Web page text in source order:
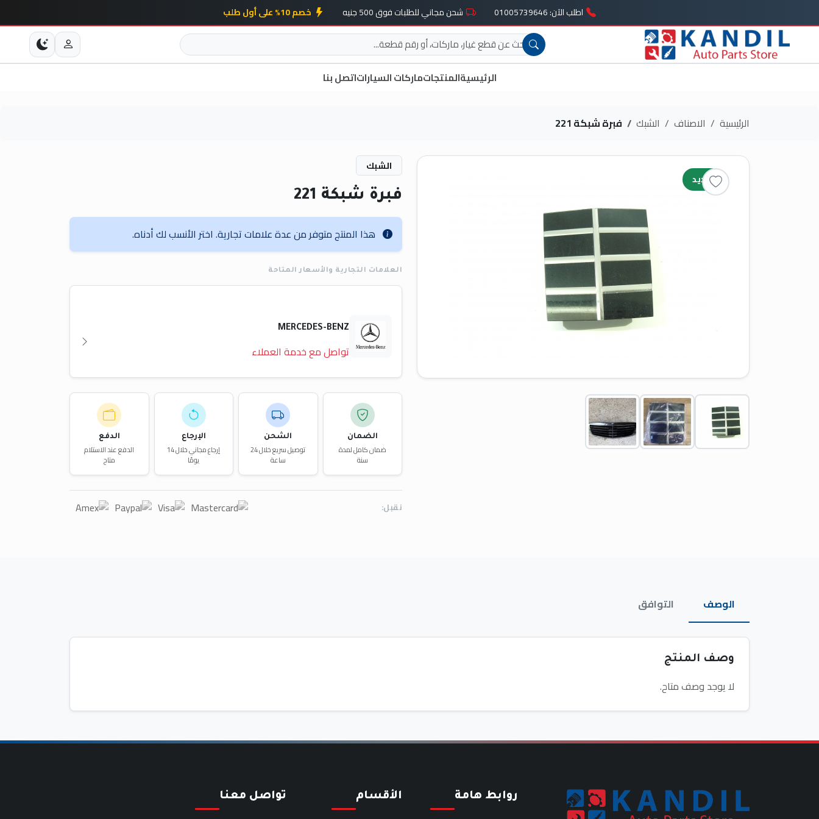
اطلب الآن: 01005739646 شحن مجاني للطلبات فوق 500 جنيه خصم 10% على أول طلب
الرئيسيةالمنتجاتماركات السياراتاتصل بنا
الرئيسية الاصناف الشبك فبرة شبكة 221
جديد
الشبك
فبرة شبكة 221
هذا المنتج متوفر من عدة علامات تجارية. اختر الأنسب لك أدناه.
العلامات التجارية والأسعار المتاحة
MERCEDES-BENZ
تواصل مع خدمة العملاء
الضمان
ضمان كامل لمدة
سنة
الشحن
توصيل سريع خلال 24
ساعة
الإرجاع
إرجاع مجاني خلال 14
يومًا
الدفع
الدفع عند الاستلام
متاح
نقبل:
الوصف التوافق
وصف المنتج
لا يوجد وصف متاح.
روابط هامة الأقسام تواصل معنا